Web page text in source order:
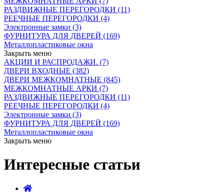
РАЗДВИЖНЫЕ ПЕРЕГОРОДКИ (11)
РЕЕЧНЫЕ ПЕРЕГОРОДКИ (4)
Электронные замки (3)
ФУРНИТУРА ДЛЯ ДВЕРЕЙ (169)
Металлопластиковые окна
Закрыть меню
АКЦИИ И РАСПРОДАЖИ. (7)
ДВЕРИ ВХОДНЫЕ (382)
ДВЕРИ МЕЖКОМНАТНЫЕ (845)
МЕЖКОМНАТНЫЕ АРКИ (7)
РАЗДВИЖНЫЕ ПЕРЕГОРОДКИ (11)
РЕЕЧНЫЕ ПЕРЕГОРОДКИ (4)
Электронные замки (3)
ФУРНИТУРА ДЛЯ ДВЕРЕЙ (169)
Металлопластиковые окна
Закрыть меню
Интересные статьи